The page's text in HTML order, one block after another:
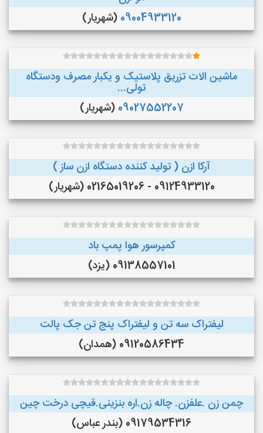
09004933120 (شهریار)
ماشین الات تزریق پلاستیک و یکبار مصرف ودستگاه
تولی...
09027552207 (شهریار)
آرکا ازن ( تولید کننده دستگاه ازن ساز )
09124933120 - 02165019206 (شهریار)
کمپرسور هوا پمپ باد
09138557101 (یزد)
لیفتراک سه تن و لیفتراک پنج تن جک پالت
09120586434 (همدان)
چمن زن .علفزن. چاله زن.اره بنزینی.قیچی درخت چین
09179534316 (بندر عباس)